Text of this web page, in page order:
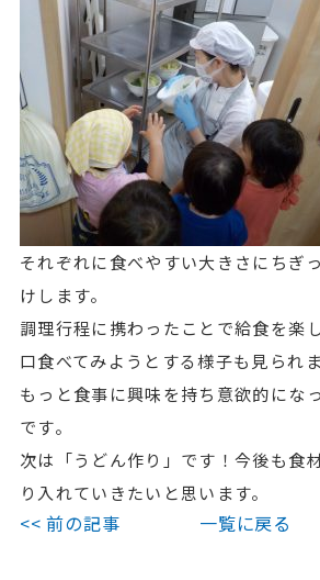
それぞれに食べやすい大きさにちぎ
けします。
調理行程に携わったことで給食を楽
口食べてみようとする様子も見られ
もっと食事に興味を持ち意欲的にな
です。
次は「うどん作り」です！今後も食
り入れていきたいと思います。
<< 前の記事 一覧に戻る